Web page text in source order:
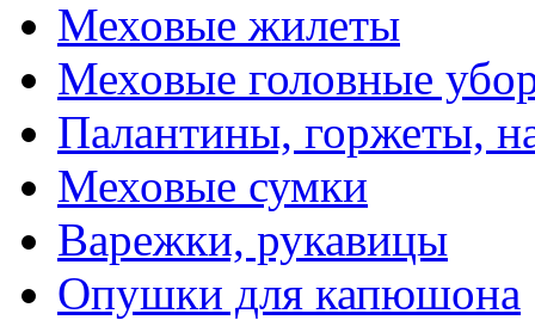
Меховые жилеты
Меховые головные
Палантины, горжеты,
Меховые сумки
Варежки, рукавицы
Опушки для капюшона